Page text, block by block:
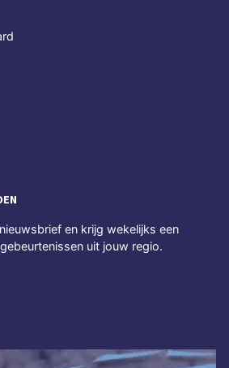
en krijg wekelijks een
uit jouw regio.